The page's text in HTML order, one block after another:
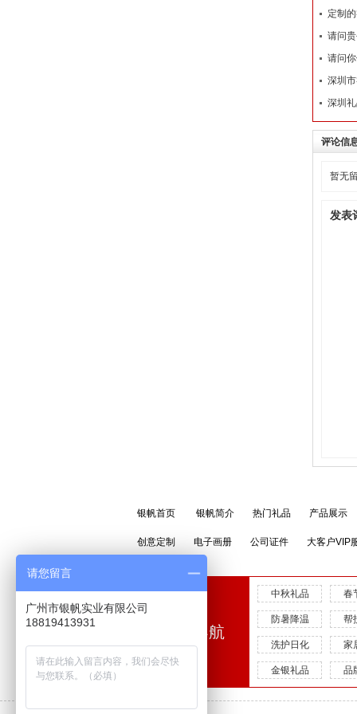
定制
请问
请问
深圳
深圳
评论信
暂无
发表
银帆首页 银帆简介 热门礼品 产品展示
创意定制 电子画册 公司证件 大客户VIP
快速导航
中秋礼品 春
防暑降温 帮
洗护日化 家
金银礼品 品
请您留言
广州市银帆实业有限公司
18819413931